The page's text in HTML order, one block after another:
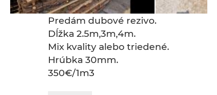
Predám dubové rezivo.
Dĺžka 2.5m,3m,4m.
Mix kvality alebo triedené.
Hrúbka 30mm.
350€/1m3